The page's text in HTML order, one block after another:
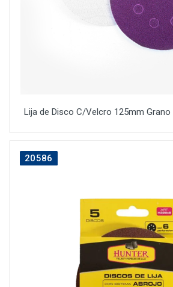
Lija de Disco C/Velcro 125mm Grano
20586